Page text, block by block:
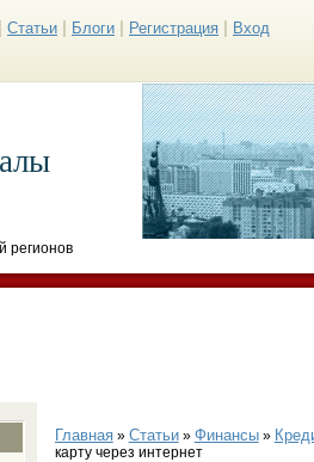
Статьи Блоги Регистрация Вход
регионов
Главная» Статьи» Финансы»
карту через интернет